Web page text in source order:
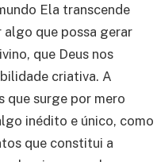
Ela transcende
que possa gerar
que Deus nos
criativa. A
que surge por mero
inédito e único, como
que constitui a